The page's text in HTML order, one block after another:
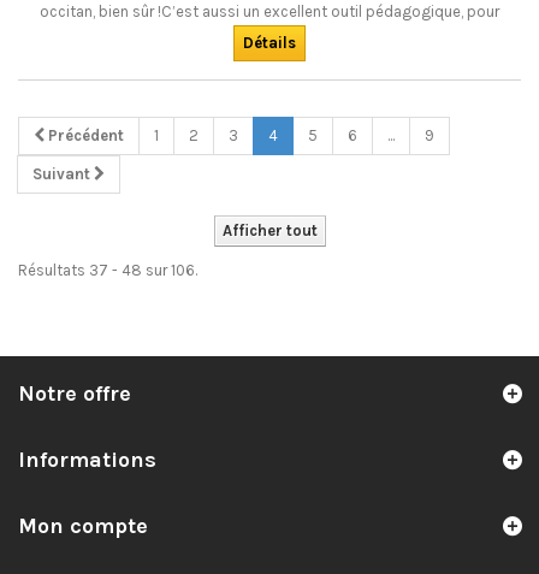
occitan, bien sûr !C’est aussi un excellent outil pédagogique, pour
adolescents et adultes. Bilingue. DÉSOLÉS : DÉSORMAIS ÉPUISÉ CHEZ
Détails
Précédent 1 2 3 4 5 6 ... 9
Suivant
Afficher tout
Résultats 37 - 48 sur 106.
Notre offre
Informations
Mon compte